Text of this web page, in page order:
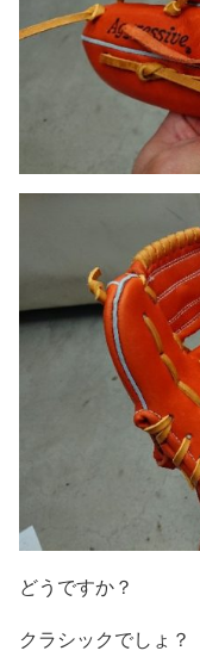
どうですか？
クラシックでしょ？